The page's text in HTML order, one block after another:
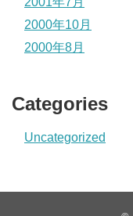
2000年10月
2000年8月
Categories
Uncategorized